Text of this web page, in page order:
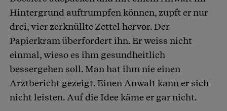
Hintergrund auftrumpfen können, zupft er nur
drei, vier zerknüllte Zettel hervor. Der
Papierkram überfordert ihn. Er weiss nicht
einmal, wieso es ihm gesundheitlich
bessergehen soll. Man hat ihm nie einen
Arztbericht gezeigt. Einen Anwalt kann er sich
nicht leisten. Auf die Idee käme er gar nicht.